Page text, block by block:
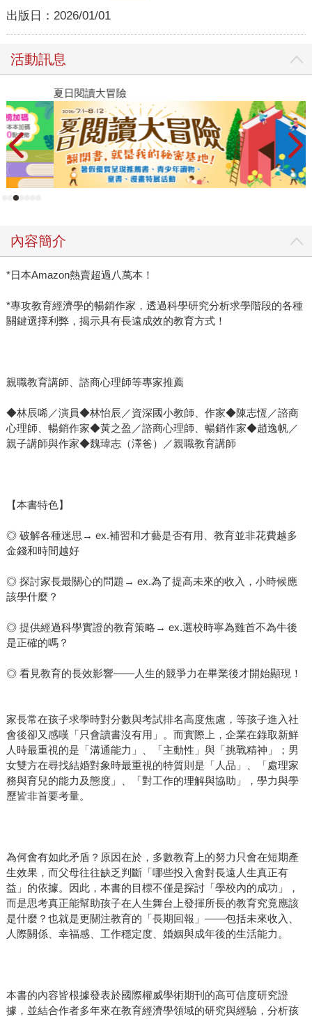
出版日： 2026/01/01
活動訊息
夏日閱讀大冒險
內容簡介
*日本Amazon熱賣超過八萬本！
*專攻教育經濟學的暢銷作家，透過科學研究分析求學階段的各種
關鍵選擇利弊，揭示具有長遠成效的教育方式！
親職教育講師、諮商心理師等專家推薦
◆林辰唏／演員◆林怡辰／資深國小教師、作家◆陳志恆／諮商
心理師、暢銷作家◆黃之盈／諮商心理師、暢銷作家◆趙逸帆／
親子講師與作家◆魏瑋志（澤爸）／親職教育講師
【本書特色】
◎ 破解各種迷思→ ex.補習和才藝是否有用、教育並非花費越多
金錢和時間越好
◎ 探討家長最關心的問題→ ex.為了提高未來的收入，小時候應
該學什麼？
◎ 提供經過科學實證的教育策略→ ex.選校時寧為雞首不為牛後
是正確的嗎？
◎ 看見教育的長效影響——人生的競爭力在畢業後才開始顯現！
家長常在孩子求學時對分數與考試排名高度焦慮，等孩子進入社
會後卻又感嘆「只會讀書沒有用」。而實際上，企業在錄取新鮮
人時最重視的是「溝通能力」、「主動性」與「挑戰精神」；男
女雙方在尋找結婚對象時最重視的特質則是「人品」、「處理家
務與育兒的能力及態度」、「對工作的理解與協助」，學力與學
歷皆非首要考量。
為何會有如此矛盾？原因在於，多數教育上的努力只會在短期產
生效果，而父母往往缺乏判斷「哪些投入會對長遠人生真正有
益」的依據。因此，本書的目標不僅是探討「學校內的成功」，
而是思考真正能幫助孩子在人生舞台上發揮所長的教育究竟應該
是什麼？也就是更關注教育的「長期回報」——包括未來收入、
人際關係、幸福感、工作穩定度、婚姻與成年後的生活能力。
本書的內容皆根據發表於國際權威學術期刊的高可信度研究證
據，並結合作者多年來在教育經濟學領域的研究與經驗，分析孩